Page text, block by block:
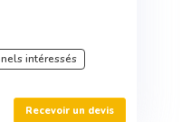
intéressés
Recevoir un devis